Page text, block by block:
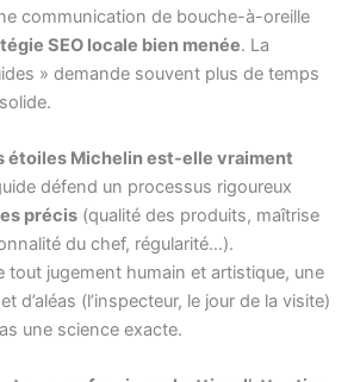
communication de bouche-à-oreille
SEO locale bien menée. La
» demande souvent plus de temps
étoiles Michelin est-elle vraiment
défend un processus rigoureux
précis (qualité des produits, maîtrise
du chef, régularité…).
tout jugement humain et artistique, une
d’aléas (l’inspecteur, le jour de la visite)
une science exacte.